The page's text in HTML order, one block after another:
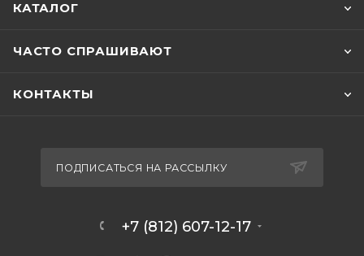
КАТАЛОГ
ЧАСТО СПРАШИВАЮТ
КОНТАКТЫ
ПОДПИСАТЬСЯ НА РАССЫЛКУ
+7 (812) 607-12-17